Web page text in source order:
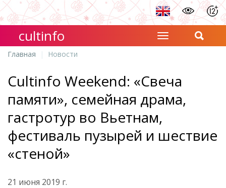
cultinfo
Главная Новости
Cultinfo Weekend: «Свеча
памяти», семейная драма,
гастротур во Вьетнам,
фестиваль пузырей и шествие
«стеной»
21 июня 2019 г.